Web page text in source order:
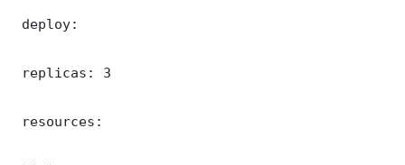
deploy:
replicas: 3
resources: